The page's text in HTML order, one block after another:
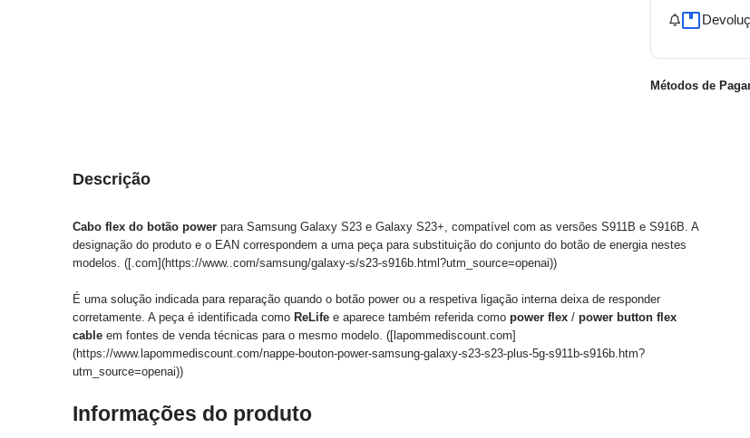
Métodos de
Descrição
Cabo flex do botão power para Samsung Galaxy S23 e Galaxy S23+, compatível com as versões S911B e S916B. A
designação do produto e o EAN correspondem a uma peça para substituição do conjunto do botão de energia nestes
modelos. ([.com](https://www..com/samsung/galaxy-s/s23-s916b.html?utm_source=openai))
É uma solução indicada para reparação quando o botão power ou a respetiva ligação interna deixa de responder
corretamente. A peça é identificada como ReLife e aparece também referida como power flex / power button flex
cable em fontes de venda técnicas para o mesmo modelo. ([lapommediscount.com]
(https://www.lapommediscount.com/nappe-bouton-power-samsung-galaxy-s23-s23-plus-5g-s911b-s916b.htm?
utm_source=openai))
Informações do produto